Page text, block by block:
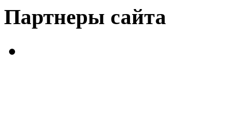
Партнеры сайта